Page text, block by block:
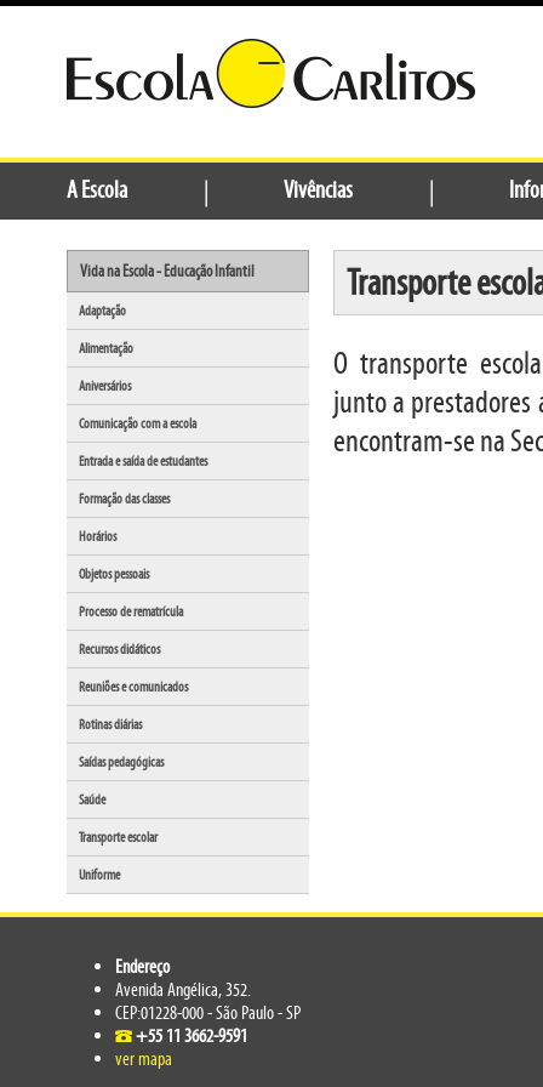
A Escola | Vivências |
Vida na Escola - Educação Infantil
Adaptação
Alimentação
Aniversários
Comunicação com a escola
Entrada e saída de estudantes
Formação das classes
Horários
Objetos pessoais
Processo de rematrícula
Recursos didáticos
Reuniões e comunicados
Rotinas diárias
Saídas pedagógicas
Saúde
Transporte escolar
Uniforme
Transporte
O transporte
junto a prestadores
encontram-se na
Endereço
Avenida Angélica, 352.
CEP:01228-000 - São Paulo - SP
+55 11 3662-9591
ver mapa